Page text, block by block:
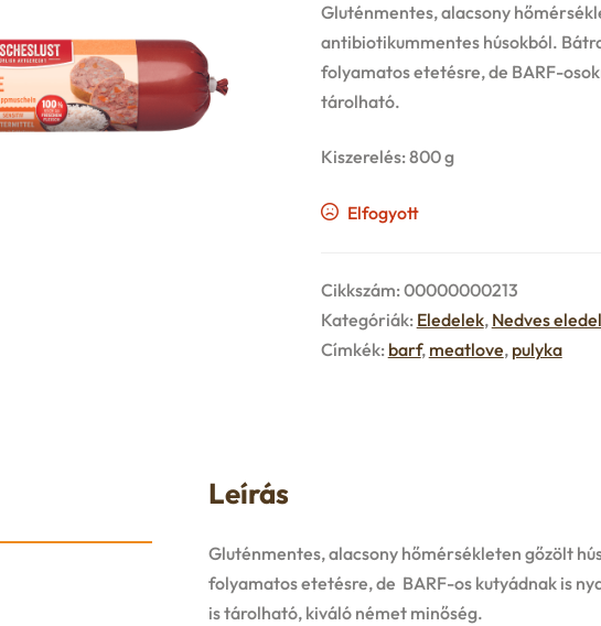
Gluténmentes, alacsony
antibiotikummentes húsokból.
folyamatos etetésre, de BARF-
tárolható.
Kiszerelés: 800 g
Elfogyott
Cikkszám:00000000213
Kategóriák: Eledelek, Nedves
Címkék: barf, meatlove, pulyka
Leírás
Gluténmentes, alacsony hőmérsékleten gőzölt
folyamatos etetésre, de BARF-os kutyádnak is
is tárolható, kiváló német minőség.